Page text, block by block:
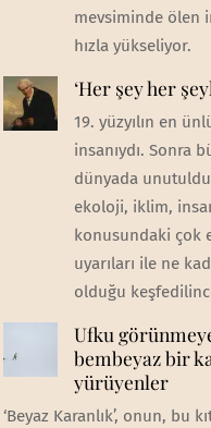
mevsiminde ölen
hızla yükseliyor.
‘Her şey her
19. yüzyılın en
insanıydı. Sonra
dünyada
ekoloji, iklim,
konusundaki çok
uyarıları ile ne
olduğu
Ufku
bembeyaz bir
yürüyenler
‘Beyaz Karanlık’, onun, bu